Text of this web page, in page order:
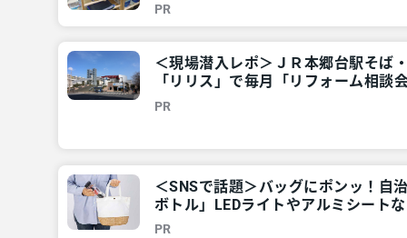
PR
＜現場潜入レポ＞ＪＲ本郷台駅そば
「リリス」で毎月「リフォーム相談
は？ – 神奈川・東京多摩のご近所情
PR
＜SNSで話題＞バッグにポンッ！自
ボトル」LEDライトやアルミシート
東京多摩のご近所情報 – レアリア
PR